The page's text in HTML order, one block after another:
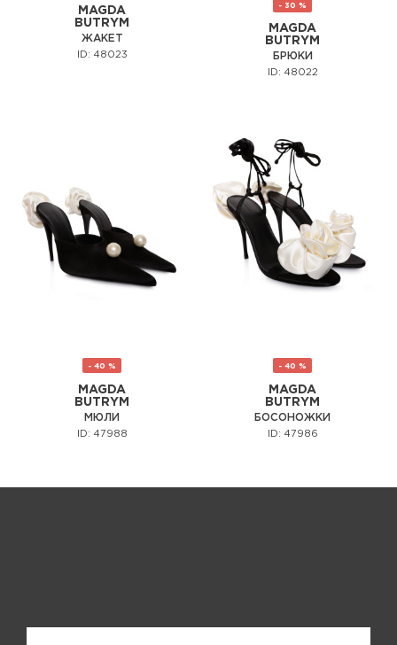
MAGDA
BUTRYM
ЖАКЕТ
ID: 48023
- 30 %
MAGDA
BUTRYM
БРЮКИ
ID: 48022
- 40 %
MAGDA
BUTRYM
МЮЛИ
ID: 47988
- 40 %
MAGDA
BUTRYM
БОСОНОЖКИ
ID: 47986